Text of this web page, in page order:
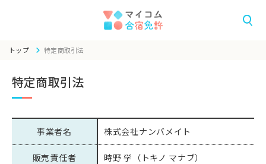
トップ 特定商取引法
特定商取引法
事業者名 株式会社ナンバメイト
販売責任者 時野 学（トキノ マナブ）